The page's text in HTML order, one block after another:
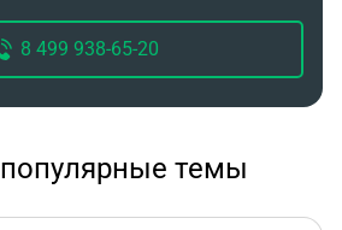
8 499 938-65-20
темы